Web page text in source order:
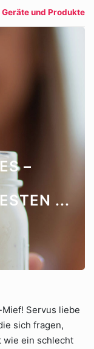
Geräte und Produkte
–
...
Servus liebe
sich fragen,
wie ein schlecht